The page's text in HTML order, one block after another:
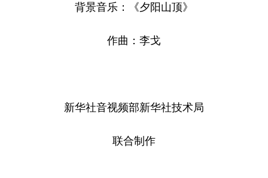
背景音乐：《夕阳山顶》
作曲：李戈
新华社音视频部新华社技术局
联合制作